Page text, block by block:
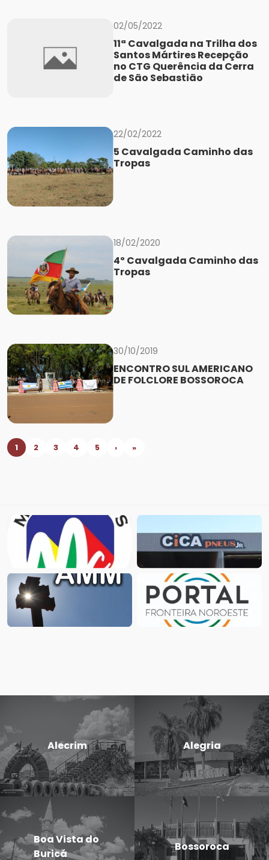
02/05/2022
11ª Cavalgada na Trilha dos
Santos Mártires Recepção
no CTG Querência da Cerra
de São Sebastião
22/02/2022
5 Cavalgada Caminho das
Tropas
18/02/2020
4º Cavalgada Caminho das
Tropas
30/10/2019
ENCONTRO SUL AMERICANO
DE FOLCLORE BOSSOROCA
1 2 3 4 5 › »
Alecrim Alegria
Boa Vista do
Buricá
Bossoroca